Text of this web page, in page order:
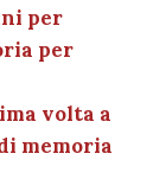
per
per
volta a
memoria